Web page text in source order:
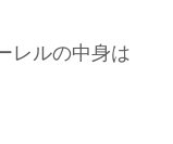
レルの中身は